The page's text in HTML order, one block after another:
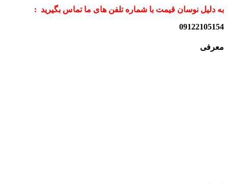
به دلیل نوسان قیمت با شماره تلفن های ما تماس بگیرید :
09122105154
معرفی